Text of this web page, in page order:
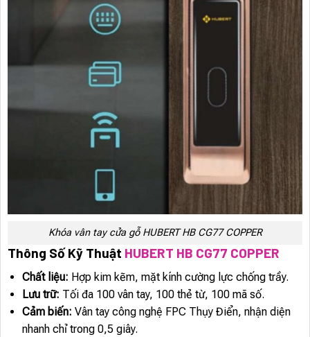
Khóa vân tay cửa gỗ HUBERT HB CG77 COPPER
Thông Số Kỹ Thuật HUBERT HB CG77 COPPER
Chất liệu: Hợp kim kẽm, mặt kính cường lực chống trầy.
Lưu trữ: Tối đa 100 vân tay, 100 thẻ từ, 100 mã số.
Cảm biến: Vân tay công nghệ FPC Thụy Điển, nhận diện
nhanh chỉ trong 0,5 giây.